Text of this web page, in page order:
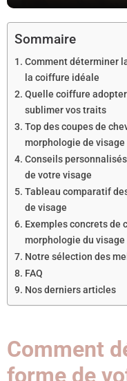
Sommaire
Comment déterminer
la coiffure idéale
Quelle coiffure
sublimer vos traits
Top des coupes de
morphologie de visage
Conseils
de votre visage
Tableau comparatif
de visage
Exemples concrets de
morphologie du visage
Notre sélection des
FAQ ​
Nos derniers articles
Comment
forme de